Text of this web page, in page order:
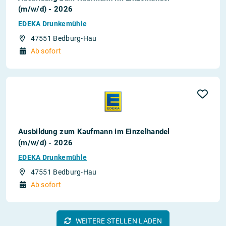
(m/w/d) - 2026
EDEKA Drunkemühle
47551 Bedburg-Hau
Ab sofort
Ausbildung zum Kaufmann im Einzelhandel
(m/w/d) - 2026
EDEKA Drunkemühle
47551 Bedburg-Hau
Ab sofort
WEITERE STELLEN LADEN